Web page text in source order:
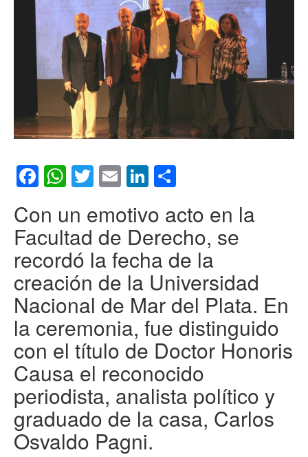
Facebook
WhatsApp
Twitter
EmailLinkedIn
Con un emotivo acto en la
Facultad de Derecho, se
recordó la fecha de la
creación de la Universidad
Nacional de Mar del Plata. En
la ceremonia, fue distinguido
con el título de Doctor Honoris
Causa el reconocido
periodista, analista político y
graduado de la casa, Carlos
Osvaldo Pagni.